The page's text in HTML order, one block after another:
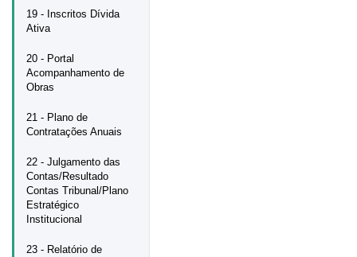
19 - Inscritos Dívida
Ativa
20 - Portal
Acompanhamento de
Obras
21 - Plano de
Contratações Anuais
22 - Julgamento das
Contas/Resultado
Contas Tribunal/Plano
Estratégico
Institucional
23 - Relatório de